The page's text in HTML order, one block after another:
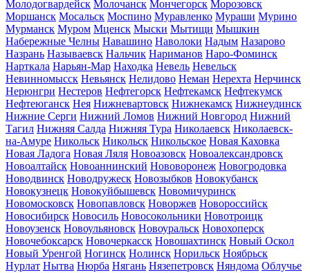
Молодогвардейск Молочанск Мончегорск Морозовск
Моршанск Мосальск Моспино Муравленко Мураши Мурино
Мурманск Муром Мценск Мыски Мытищи Мышкин
Набережные Челны Навашино Наволоки Надым Назарово
Назрань Называевск Нальчик Нариманов Наро-Фоминск
Нарткала Нарьян-Мар Находка Невель Невельск
Невинномысск Невьянск Нелидово Неман Нерехта Нерчинск
Нерюнгри Нестеров Нефтегорск Нефтекамск Нефтекумск
Нефтеюганск Нея Нижневартовск Нижнекамск Нижнеудинск
Нижние Серги Нижний Ломов Нижний Новгород Нижний
Тагил Нижняя Салда Нижняя Тура Николаевск Николаевск-
на-Амуре Никольск Никольск Никольское Новая Каховка
Новая Ладога Новая Ляля Новоазовск Новоалександровск
Новоалтайск Новоаннинский Нововоронеж Новогродовка
Новодвинск Новодружеск Новозыбков Новокубанск
Новокузнецк Новокуйбышевск Новомичуринск
Новомосковск Новопавловск Новоржев Новороссийск
Новосибирск Новосиль Новосокольники Новотроицк
Новоузенск Новоульяновск Новоуральск Новохоперск
Новочебоксарск Новочеркасск Новошахтинск Новый Оскол
Новый Уренгой Ногинск Нолинск Норильск Ноябрьск
Нурлат Нытва Нюрба Нягань Нязепетровск Няндома Облучье